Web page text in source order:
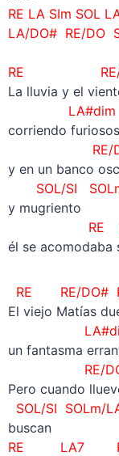
RE LA SIm SOL
LA/DO# RE/DO
RE RE/
La lluvia y el
LA#dim
corriendo
RE/DO#
y en un banco
SOL/SI
y mugriento
RE
él se acomodaba
RE RE/
El viejo Matías
LA#dim
un fantasma
RE/DO#
Pero cuando
SOL/SI SOLm/
buscan
RE LA7 RE